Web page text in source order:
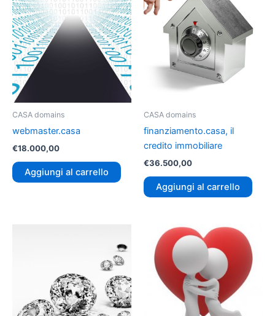
CASA domains
webmaster.casa
€18.000,00
Aggiungi al carrello
CASA domains
finanziamento.casa, il
credito immobiliare
€36.500,00
Aggiungi al carrello